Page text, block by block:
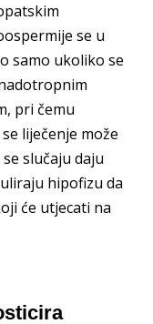
se u
samo ukoliko se
pri čemu
liječenje može
slučaju daju
hipofizu da
će utjecati na